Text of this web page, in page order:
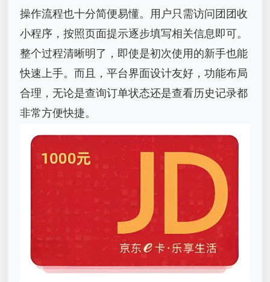
操作流程也十分简便易懂。用户只需访问团团收
小程序，按照页面提示逐步填写相关信息即可。
整个过程清晰明了，即使是初次使用的新手也能
快速上手。而且，平台界面设计友好，功能布局
合理，无论是查询订单状态还是查看历史记录都
非常方便快捷。